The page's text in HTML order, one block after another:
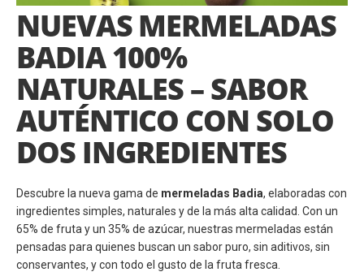
NUEVAS MERMELADAS
BADIA 100%
NATURALES – SABOR
AUTÉNTICO CON SOLO
DOS INGREDIENTES
Descubre la nueva gama de mermeladas Badia, elaboradas con
ingredientes simples, naturales y de la más alta calidad. Con un
65% de fruta y un 35% de azúcar, nuestras mermeladas están
pensadas para quienes buscan un sabor puro, sin aditivos, sin
conservantes, y con todo el gusto de la fruta fresca.